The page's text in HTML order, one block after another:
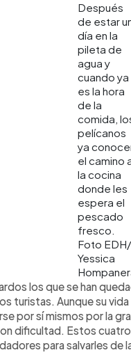
Después
de estar
día en la
pileta de
agua y
cuando ya
es la hora
de la
comida,
pelícanos
ya
el camino
la cocina
donde les
espera el
pescado
fresco.
Foto EDH/
Yessica
los que se han
turistas. Aunque su vida
por sí mismos por la
dificultad. Estos
para salvarles de